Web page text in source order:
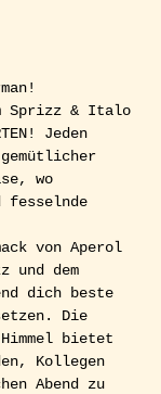
Sprizz & Italo
Jeden
wo
fesselnde
von Aperol
und dem
dich beste
Die
bietet
Kollegen
Abend zu